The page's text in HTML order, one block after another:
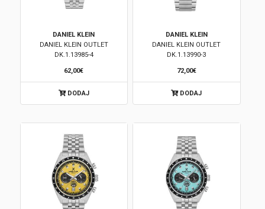
DANIEL KLEIN
DANIEL KLEIN OUTLET
DK.1.13985-4
62,00€
DODAJ
DANIEL KLEIN
DANIEL KLEIN OUTLET
DK.1.13990-3
72,00€
DODAJ